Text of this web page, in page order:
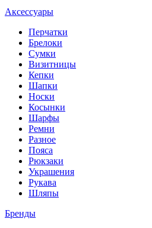
Аксессуары
Перчатки
Брелоки
Сумки
Визитницы
Кепки
Шапки
Носки
Косынки
Шарфы
Ремни
Разное
Пояса
Рюкзаки
Украшения
Рукава
Шляпы
Бренды